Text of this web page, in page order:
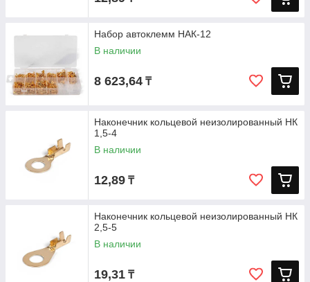
Набор автоклемм НАК-12
В наличии
8 623,64 ₸
Наконечник кольцевой неизолированный НК
1,5-4
В наличии
12,89 ₸
Наконечник кольцевой неизолированный НК
2,5-5
В наличии
19,31 ₸